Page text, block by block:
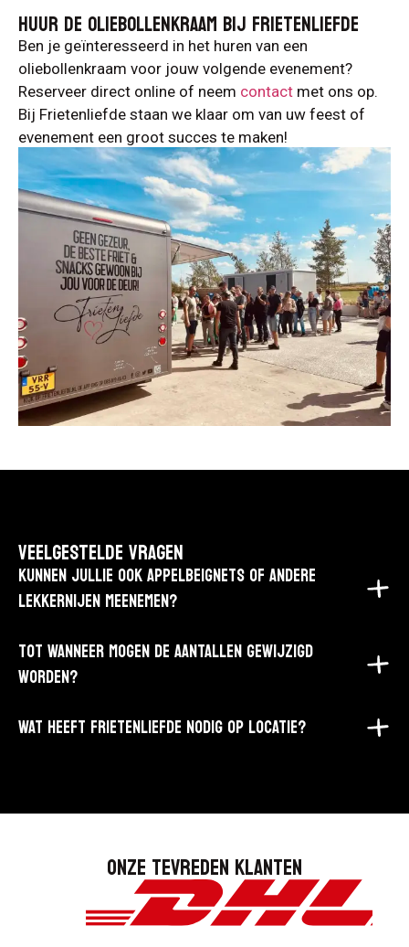
HUUR DE OLIEBOLLENKRAAM BIJ FRIETENLIEFDE
Ben je geïnteresseerd in het huren van een
oliebollenkraam voor jouw volgende evenement?
Reserveer direct online of neem contact met ons op.
Bij Frietenliefde staan we klaar om van uw feest of
evenement een groot succes te maken!
VEELGESTELDE VRAGEN
KUNNEN JULLIE OOK APPELBEIGNETS OF ANDERE
LEKKERNIJEN MEENEMEN?
TOT WANNEER MOGEN DE AANTALLEN GEWIJZIGD
WORDEN?
WAT HEEFT FRIETENLIEFDE NODIG OP LOCATIE?
Onze tevreden klanten